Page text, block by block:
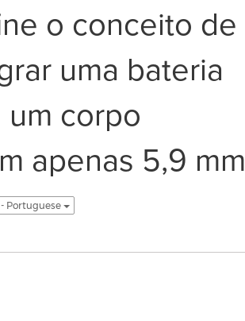
o conceito de
uma bateria
corpo
apenas 5,9 mm
Portuguese